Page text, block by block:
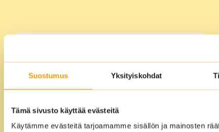
Suostumus Yksityiskohdat
Tämä sivusto käyttää evästeitä
Käytämme evästeitä tarjoamamme sisällön ja mainosten
kokonaisvaltainen
siivouspalvelu
Laadimme yhdessä kanssanne
vuosikellosuunnitelman ja sen jälkeen